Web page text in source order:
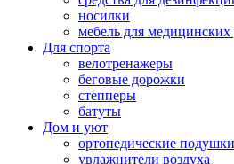
носилки
мебель для
Для спорта
велотренажеры
беговые дорожки
степперы
батуты
Дом и уют
ортопедические подушки
увлажнители воздуха